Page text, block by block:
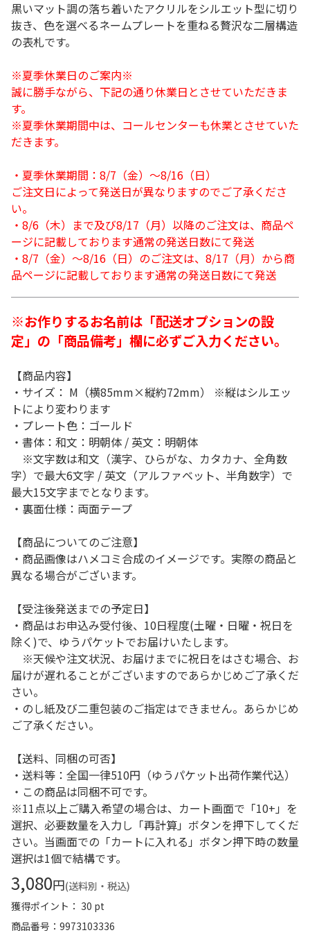
黒いマット調の落ち着いたアクリルをシルエット型に切り
抜き、色を選べるネームプレートを重ねる贅沢な二層構造
の表札です。
※夏季休業日のご案内※
誠に勝手ながら、下記の通り休業日とさせていただきま
す。
※夏季休業期間中は、コールセンターも休業とさせていた
だきます。
・夏季休業期間：8/7（金）～8/16（日）
ご注文日によって発送日が異なりますのでご了承くださ
い。
・8/6（木）まで及び8/17（月）以降のご注文は、商品ペ
ージに記載しております通常の発送日数にて発送
・8/7（金）～8/16（日）のご注文は、8/17（月）から商
品ページに記載しております通常の発送日数にて発送
※お作りするお名前は「配送オプションの設
定」の「商品備考」欄に必ずご入力ください。
【商品内容】
・サイズ： M（横85mm×縦約72mm） ※縦はシルエッ
トにより変わります
・プレート色：ゴールド
・書体：和文：明朝体 / 英文：明朝体
※文字数は和文（漢字、ひらがな、カタカナ、全角数
字）で最大6文字 / 英文（アルファベット、半角数字）で
最大15文字までとなります。
・裏面仕様：両面テープ
【商品についてのご注意】
・商品画像はハメコミ合成のイメージです。実際の商品と
異なる場合がございます。
【受注後発送までの予定日】
・商品はお申込み受付後、10日程度(土曜・日曜・祝日を
除く)で、ゆうパケットでお届けいたします。
※天候や注文状況、お届けまでに祝日をはさむ場合、お
届けが遅れることがございますのであらかじめご了承くだ
さい。
・のし紙及び二重包装のご指定はできません。あらかじめ
ご了承ください。
【送料、同梱の可否】
・送料等：全国一律510円（ゆうパケット出荷作業代込）
・この商品は同梱不可です。
※11点以上ご購入希望の場合は、カート画面で「10+」を
選択、必要数量を入力し「再計算」ボタンを押下してくだ
さい。当画面での「カートに入れる」ボタン押下時の数量
選択は1個で結構です。
3,080円(送料別・税込)
獲得ポイント： 30 pt
商品番号
9973103336